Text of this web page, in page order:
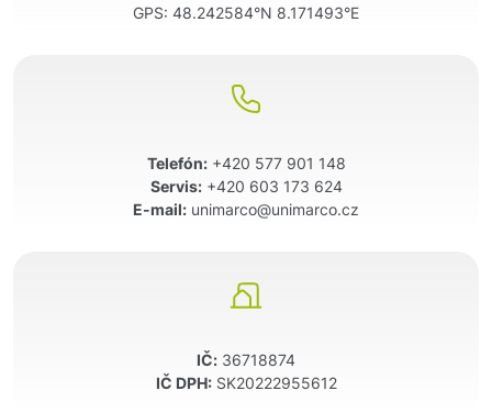
GPS: 48.242584°N 8.171493°E
Telefón: +420 577 901 148
Servis: +420 603 173 624
E-mail: unimarco@unimarco.cz
IČ: 36718874
IČ DPH:SK20222955612